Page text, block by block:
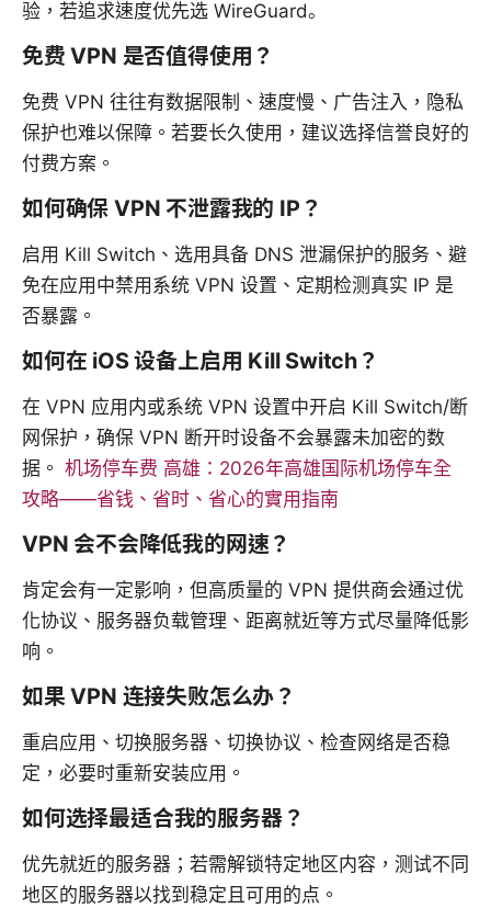
验，若追求速度优先选 WireGuard。
免费 VPN 是否值得使用？
免费 VPN 往往有数据限制、速度慢、广告注入，隐私
保护也难以保障。若要长久使用，建议选择信誉良好的
付费方案。
如何确保 VPN 不泄露我的 IP？
启用 Kill Switch、选用具备 DNS 泄漏保护的服务、避
免在应用中禁用系统 VPN 设置、定期检测真实 IP 是
否暴露。
如何在 iOS 设备上启用 Kill Switch？
在 VPN 应用内或系统 VPN 设置中开启 Kill Switch/断
网保护，确保 VPN 断开时设备不会暴露未加密的数
据。 机场停车费 高雄：2026年高雄国际机场停车全
攻略——省钱、省时、省心的實用指南
VPN 会不会降低我的网速？
肯定会有一定影响，但高质量的 VPN 提供商会通过优
化协议、服务器负载管理、距离就近等方式尽量降低影
响。
如果 VPN 连接失败怎么办？
重启应用、切换服务器、切换协议、检查网络是否稳
定，必要时重新安装应用。
如何选择最适合我的服务器？
优先就近的服务器；若需解锁特定地区内容，测试不同
地区的服务器以找到稳定且可用的点。